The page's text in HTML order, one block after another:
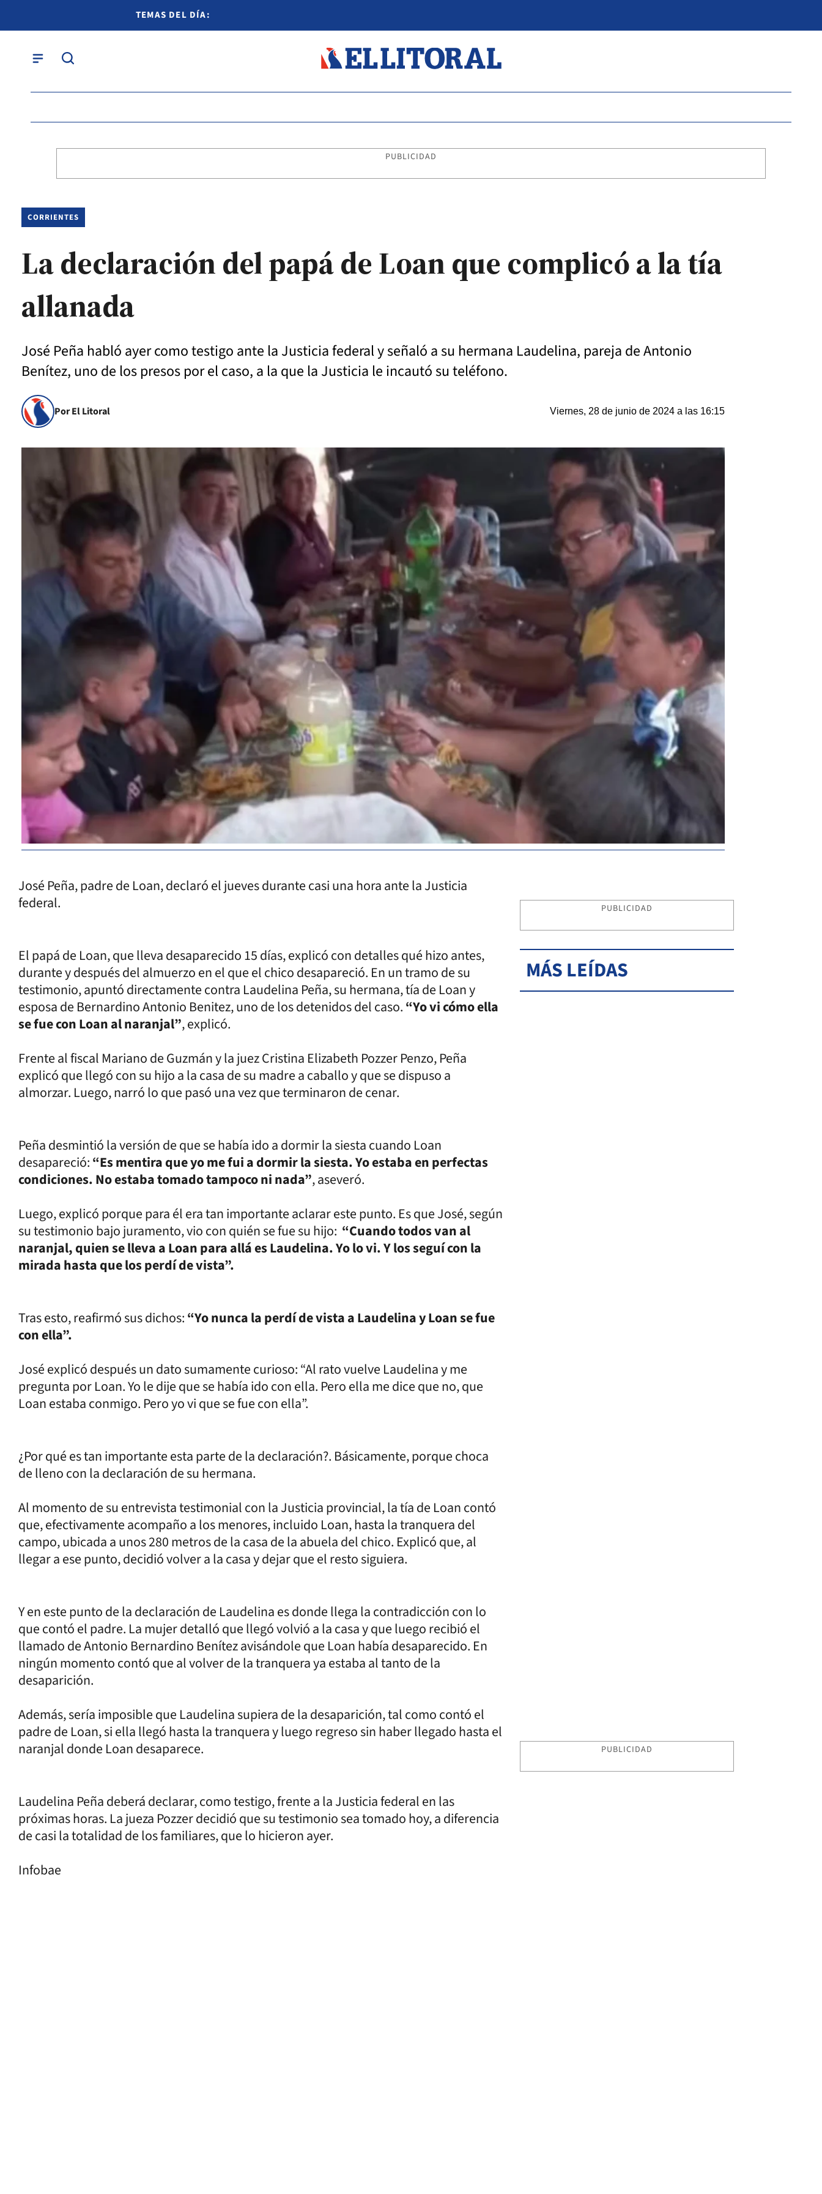
TEMAS DEL DÍA:
PUBLICIDAD
CORRIENTES
La declaración del papá de Loan que complicó a la tía
allanada
José Peña habló ayer como testigo ante la Justicia federal y señaló a su hermana Laudelina, pareja de Antonio
Benítez, uno de los presos por el caso, a la que la Justicia le incautó su teléfono.
Por El Litoral Viernes, 28 de junio de 2024 a las 16:15
José Peña, padre de Loan, declaró el jueves durante casi una hora ante la Justicia
federal.
El papá de Loan, que lleva desaparecido 15 días, explicó con detalles qué hizo antes,
durante y después del almuerzo en el que el chico desapareció. En un tramo de su
testimonio, apuntó directamente contra Laudelina Peña, su hermana, tía de Loan y
esposa de Bernardino Antonio Benitez, uno de los detenidos del caso.“Yo vi cómo ella
se fue con Loan al naranjal”, explicó.
Frente al fiscal Mariano de Guzmán y la juez Cristina Elizabeth Pozzer Penzo, Peña
explicó que llegó con su hijo a la casa de su madre a caballo y que se dispuso a
almorzar. Luego, narró lo que pasó una vez que terminaron de cenar.
Peña desmintió la versión de que se había ido a dormir la siesta cuando Loan
desapareció:“Es mentira que yo me fui a dormir la siesta. Yo estaba en perfectas
condiciones. No estaba tomado tampoco ni nada”, aseveró.
Luego, explicó porque para él era tan importante aclarar este punto. Es que José, según
su testimonio bajo juramento, vio con quién se fue su hijo: “Cuando todos van al
naranjal, quien se lleva a Loan para allá es Laudelina. Yo lo vi. Y los seguí con la
mirada hasta que los perdí de vista”.
Tras esto, reafirmó sus dichos:“Yo nunca la perdí de vista a Laudelina y Loan se fue
con ella”.
José explicó después un dato sumamente curioso: “Al rato vuelve Laudelina y me
pregunta por Loan. Yo le dije que se había ido con ella. Pero ella me dice que no, que
Loan estaba conmigo. Pero yo vi que se fue con ella”.
¿Por qué es tan importante esta parte de la declaración?. Básicamente, porque choca
de lleno con la declaración de su hermana.
Al momento de su entrevista testimonial con la Justicia provincial, la tía de Loan contó
que, efectivamente acompaño a los menores, incluido Loan, hasta la tranquera del
campo, ubicada a unos 280 metros de la casa de la abuela del chico. Explicó que, al
llegar a ese punto, decidió volver a la casa y dejar que el resto siguiera.
Y en este punto de la declaración de Laudelina es donde llega la contradicción con lo
que contó el padre. La mujer detalló que llegó volvió a la casa y que luego recibió el
llamado de Antonio Bernardino Benítez avisándole que Loan había desaparecido. En
ningún momento contó que al volver de la tranquera ya estaba al tanto de la
desaparición.
Además, sería imposible que Laudelina supiera de la desaparición, tal como contó el
padre de Loan, si ella llegó hasta la tranquera y luego regreso sin haber llegado hasta el
naranjal donde Loan desaparece.
Laudelina Peña deberá declarar, como testigo, frente a la Justicia federal en las
próximas horas. La jueza Pozzer decidió que su testimonio sea tomado hoy, a diferencia
de casi la totalidad de los familiares, que lo hicieron ayer.
Infobae
PUBLICIDAD
MÁS LEÍDAS
PUBLICIDAD